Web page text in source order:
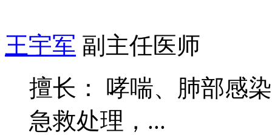
王宇军 副主任医师
擅长： 哮喘、肺部感
急救处理，...